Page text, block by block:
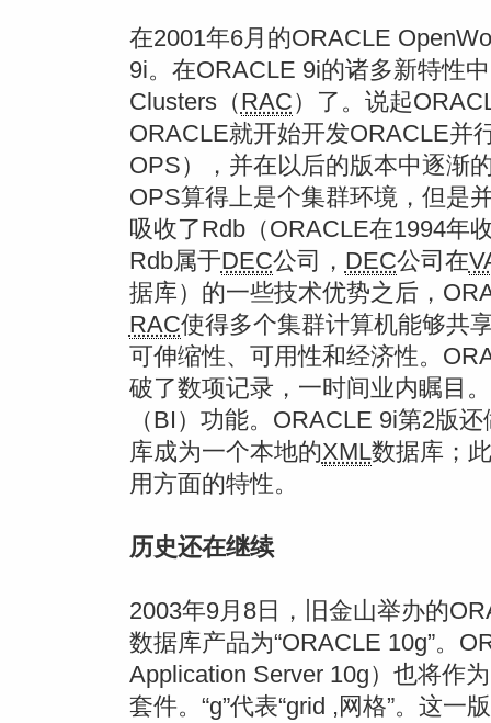
在2001年6月的ORACLE
9i。在ORACLE 9i的诸多新特性
Clusters（RAC）了。说起
ORACLE就开始开发ORACLE并
OPS），并在以后的版本中逐渐
OPS算得上是个集群环境，但是
吸收了Rdb（ORACLE在1994年
Rdb属于DEC公司， DEC公司在
据库）的一些技术优势之后，
RAC使得多个集群计算机能够共
可伸缩性、可用性和经济性。
破了数项记录，一时间业内瞩目
（BI）功能。ORACLE 9i第2版
库成为一个本地的XML数据库；
用方面的特性。
历史还在继续
2003年9月8日，旧金山举办的
数据库产品为“ORACLE 10g”。
Application Server 10g）也将作
套件。“g”代表“grid ,网格”。这